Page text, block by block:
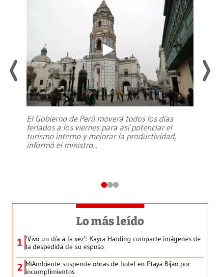
El Gobierno de Perú moverá todos los días
feriados a los viernes para así potenciar el
turismo interno y mejorar la productividad,
informó el ministro...
Lo más leído
1 ‘Vivo un día a la vez’: Kayra Harding comparte imágenes de
la despedida de su esposo
2 MiAmbiente suspende obras de hotel en Playa Bijao por
incumplimientos